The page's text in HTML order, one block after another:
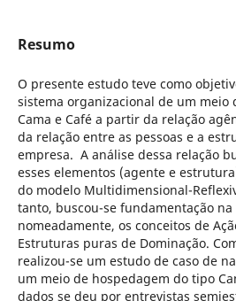
Resumo
O presente estudo teve como
sistema organizacional de um meio
Cama e Café a partir da relação
da relação entre as pessoas e a
empresa. A análise dessa relação
esses elementos (agente e
do modelo Multidimensional-
tanto, buscou-se fundamentação
nomeadamente, os conceitos de
Estruturas puras de Dominação.
realizou-se um estudo de caso de
um meio de hospedagem do tipo
dados se deu por entrevistas